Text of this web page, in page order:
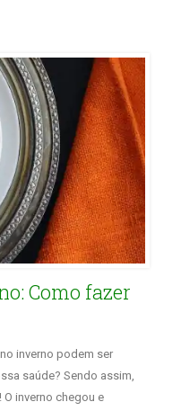
Como fazer
inverno podem ser
saúde? Sendo assim,
inverno chegou e